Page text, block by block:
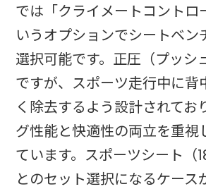
では「クライメートコントロ
いうオプションでシートベン
選択可能です。正圧（プッシ
ですが、スポーツ走行中に背
く除去するよう設計されてお
グ性能と快適性の両立を重視
ています。スポーツシート（
とのセット選択になるケース